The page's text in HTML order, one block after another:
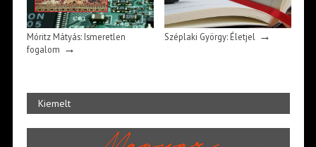
Móritz Mátyás: Ismeretlen
fogalom →
Széplaki György: Életjel→
Kiemelt